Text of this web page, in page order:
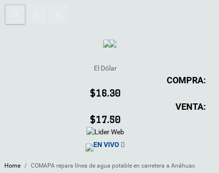
El Dólar
COMPRA:
$16.30
VENTA:
$17.50
EN VIVO
Home / COMAPA repara línea de agua potable en carretera a Anáhuac